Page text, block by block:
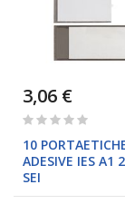
3,06 €
Rating:
10
ADESIVE IES A1
SEI